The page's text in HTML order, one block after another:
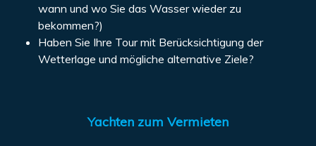
wann und wo Sie das Wasser wieder zu
bekommen?)
Haben Sie Ihre Tour mit Berücksichtigung der
Wetterlage und mögliche alternative Ziele?
Yachten zum Vermieten